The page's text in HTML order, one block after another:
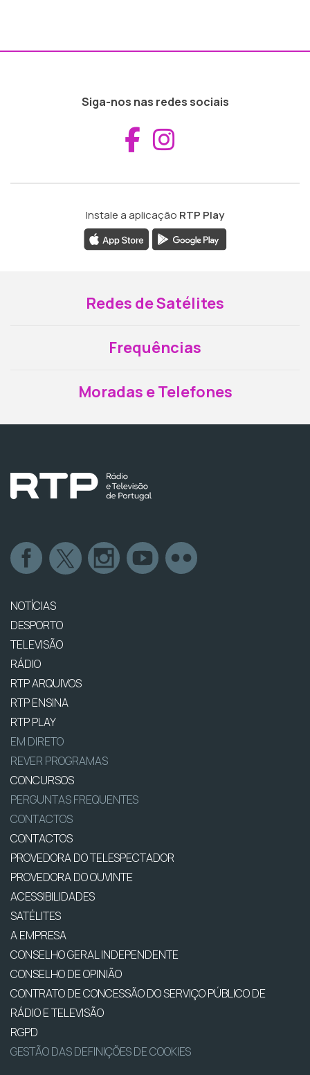
Siga-nos nas redes sociais
Aceder ao
Instale a aplicação RTP Play
Redes de Satélites
Frequências
Moradas e Telefones
NOTÍCIAS
DESPORTO
TELEVISÃO
RÁDIO
RTP ARQUIVOS
RTP ENSINA
RTP PLAY
EM DIRETO
REVER PROGRAMAS
CONCURSOS
PERGUNTAS FREQUENTES
CONTACTOS
CONTACTOS
PROVEDORA DO TELESPECTADOR
PROVEDORA DO OUVINTE
ACESSIBILIDADES
SATÉLITES
A EMPRESA
CONSELHO GERAL INDEPENDENTE
CONSELHO DE OPINIÃO
CONTRATO DE CONCESSÃO DO SERVIÇO PÚBLICO DE
RÁDIO E TELEVISÃO
RGPD
GESTÃO DAS DEFINIÇÕES DE COOKIES